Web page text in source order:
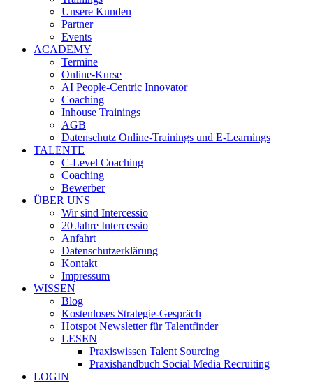
Unsere Kunden
Partner
Events
ACADEMY
Termine
Online-Kurse
AI People-Centric Innovator
Coaching
Inhouse Trainings
AGB
Datenschutz Online-Trainings und E-Learnings
TALENTE
C-Level Coaching
Coaching
Bewerber
ÜBER UNS
Wir sind Intercessio
20 Jahre Intercessio
Anfahrt
Datenschutzerklärung
Kontakt
Impressum
WISSEN
Blog
Kostenloses Strategie-Gespräch
Hotspot Newsletter für Talentfinder
LESEN
Praxiswissen Talent Sourcing
Praxishandbuch Social Media Recruiting
LOGIN